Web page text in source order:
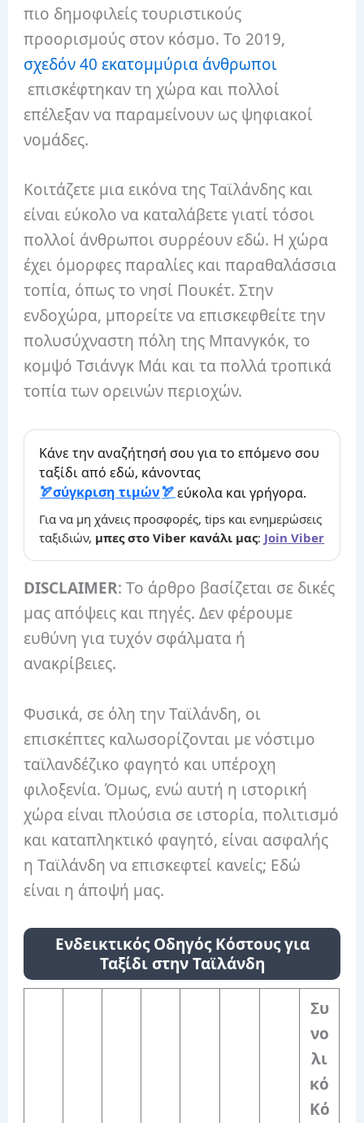
πιο δημοφιλείς τουριστικούς
προορισμούς στον κόσμο. Το 2019,
σχεδόν 40 εκατομμύρια άνθρωποι
επισκέφτηκαν τη χώρα και πολλοί
επέλεξαν να παραμείνουν ως ψηφιακοί
νομάδες.
Κοιτάζετε μια εικόνα της Ταϊλάνδης και
είναι εύκολο να καταλάβετε γιατί τόσοι
πολλοί άνθρωποι συρρέουν εδώ. Η χώρα
έχει όμορφες παραλίες και παραθαλάσσια
τοπία, όπως το νησί Πουκέτ. Στην
ενδοχώρα, μπορείτε να επισκεφθείτε την
πολυσύχναστη πόλη της Μπανγκόκ, το
κομψό Τσιάνγκ Μάι και τα πολλά τροπικά
τοπία των ορεινών περιοχών.
Κάνε την αναζήτησή σου για το επόμενο σου
ταξίδι από εδώ, κάνοντας
σύγκριση τιμών
εύκολα και γρήγορα.
Για να μη χάνεις προσφορές, tips και ενημερώσεις
ταξιδιών, μπες στο Viber κανάλι μας: Join Viber
DISCLAIMER: Το άρθρο βασίζεται σε δικές
μας απόψεις και πηγές. Δεν φέρουμε
ευθύνη για τυχόν σφάλματα ή
ανακρίβειες.
Φυσικά, σε όλη την Ταϊλάνδη, οι
επισκέπτες καλωσορίζονται με νόστιμο
ταϊλανδέζικο φαγητό και υπέροχη
φιλοξενία. Όμως, ενώ αυτή η ιστορική
χώρα είναι πλούσια σε ιστορία, πολιτισμό
και καταπληκτικό φαγητό, είναι ασφαλής
η Ταϊλάνδη να επισκεφτεί κανείς; Εδώ
είναι η άποψή μας.
Ενδεικτικός Οδηγός Κόστους για
Ταξίδι στην Ταϊλάνδη
Συ
νο
λι
κό
Κό